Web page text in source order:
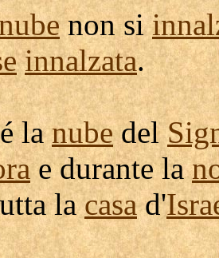
non si
innalzata.
lanubedel
e durante la
lacasad'